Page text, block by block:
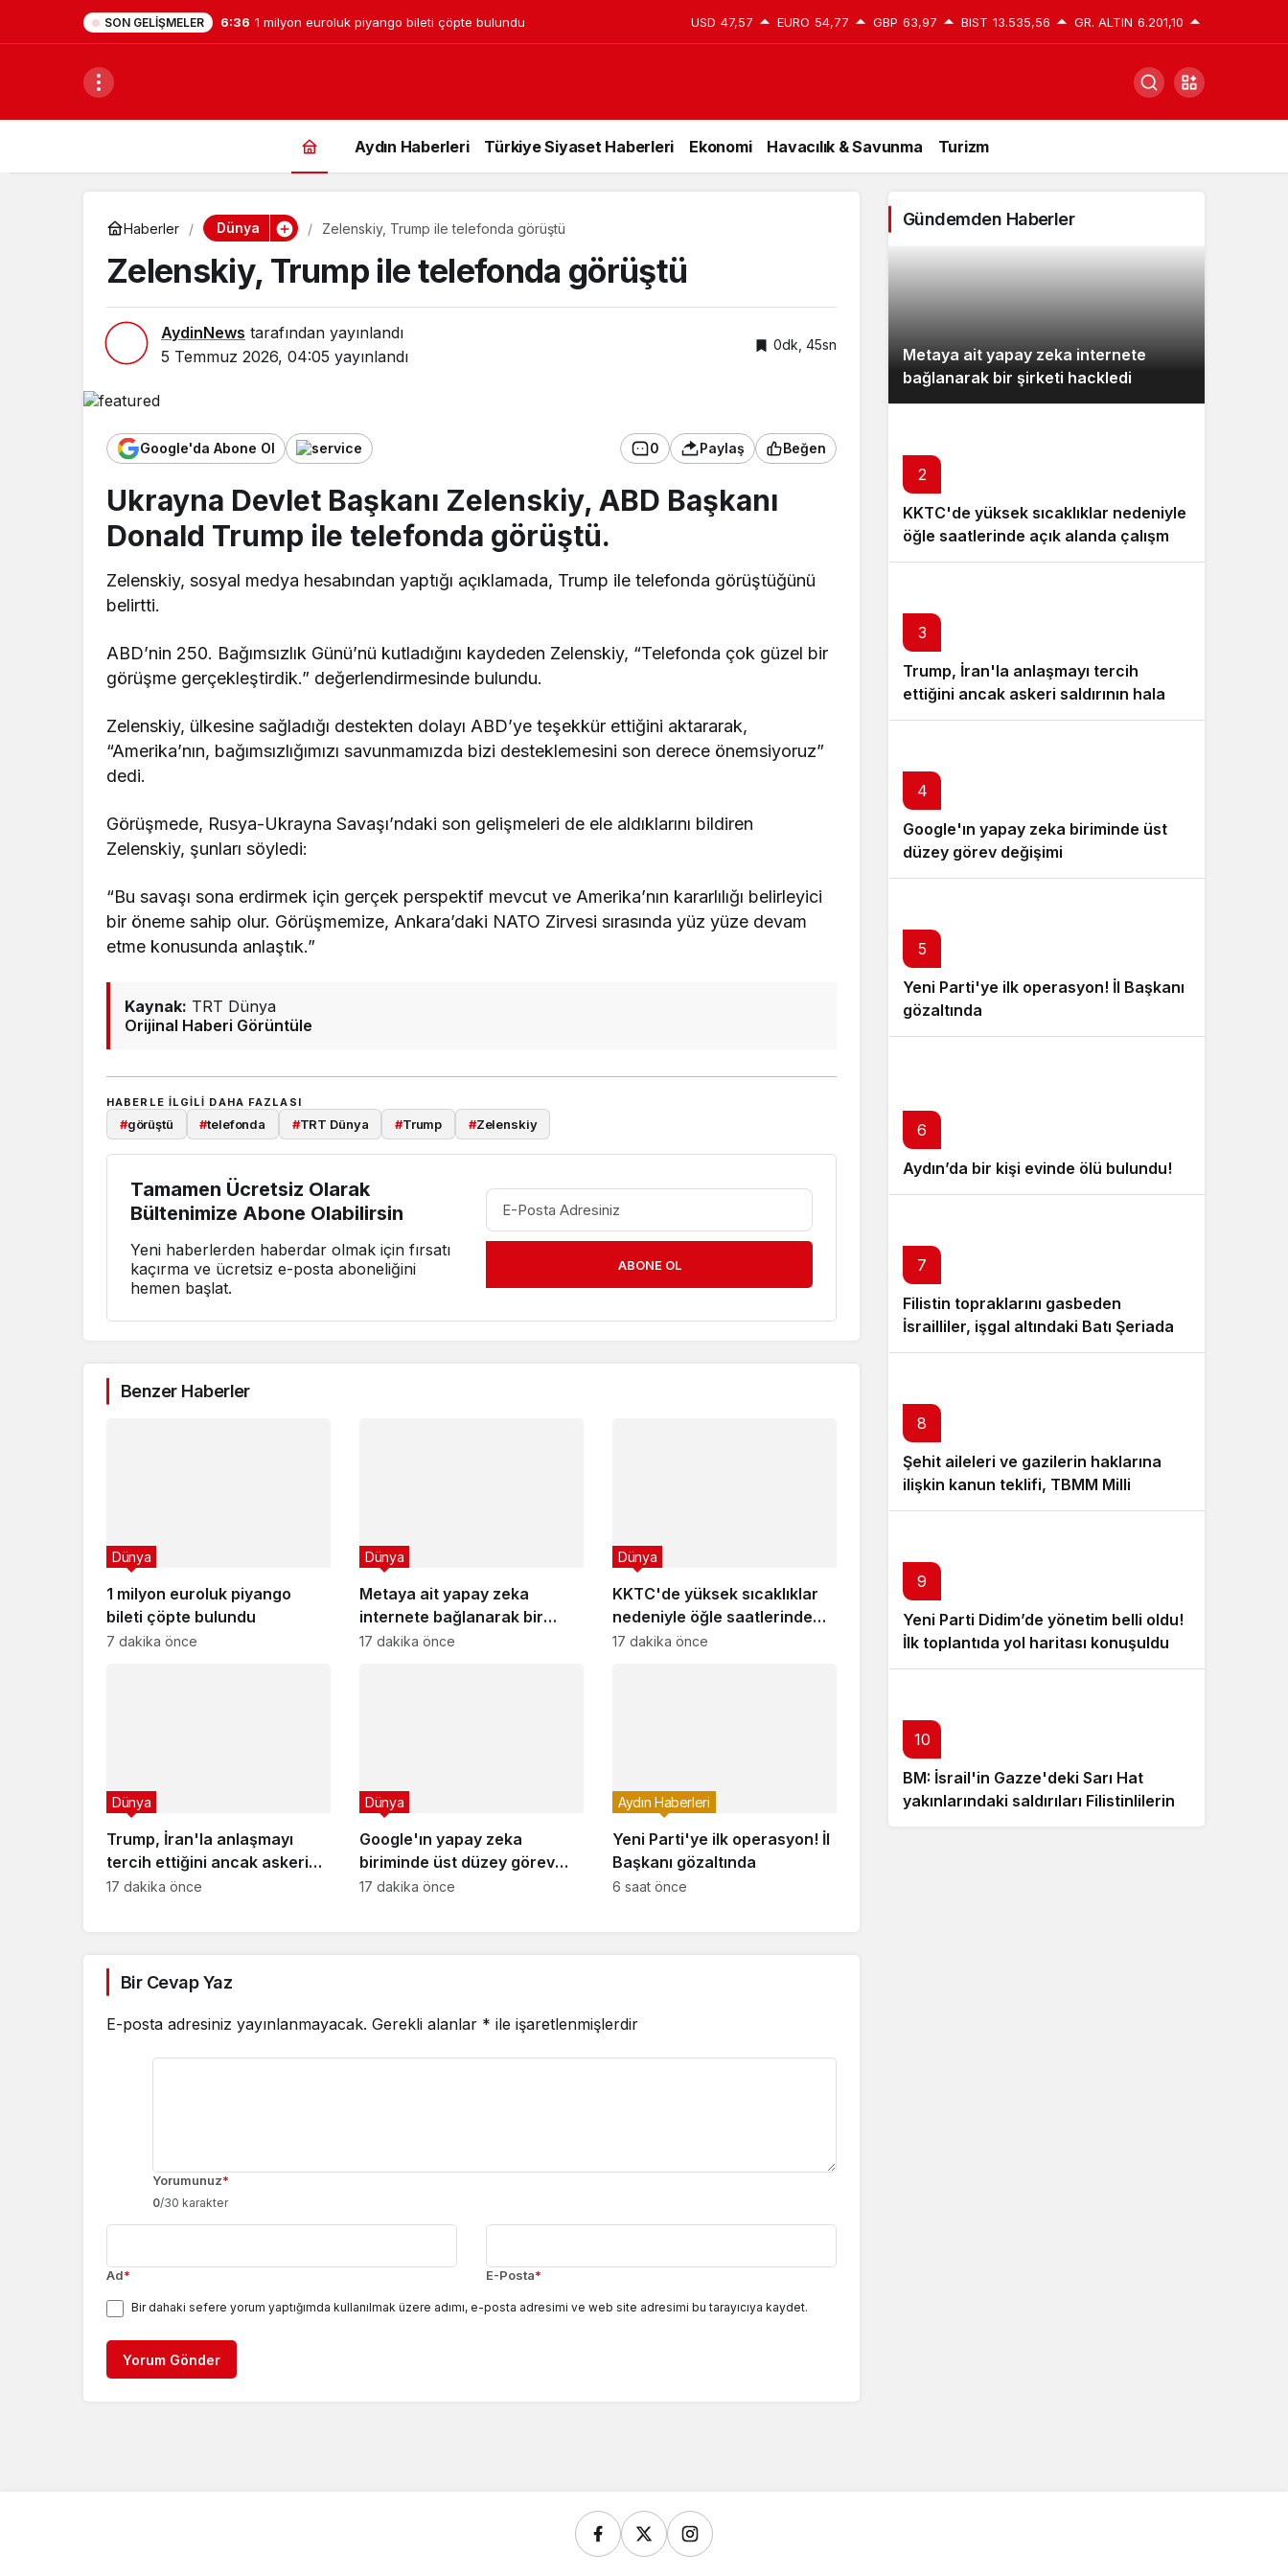
SON GELIŞMELER 6:36 1 milyon euroluk piyango bileti çöpte bulundu USD 47,57 EURO 54,77 GBP 63,97 BIST 13.535,56 GR. ALTIN 6.201,10
Aydın Haberleri Türkiye Siyaset Haberleri Ekonomi Havacılık & Savunma Turizm
Haberler Dünya Zelenskiy, Trump ile telefonda görüştü
Zelenskiy, Trump ile telefonda görüştü
AydinNews tarafından yayınlandı
5 Temmuz 2026, 04:05 yayınlandı
0dk, 45sn
Google'da Abone Ol 0 Paylaş Beğen
Ukrayna Devlet Başkanı Zelenskiy, ABD Başkanı
Donald Trump ile telefonda görüştü.
Zelenskiy, sosyal medya hesabından yaptığı açıklamada, Trump ile telefonda görüştüğünü
belirtti.
ABD’nin 250. Bağımsızlık Günü’nü kutladığını kaydeden Zelenskiy, “Telefonda çok güzel bir
görüşme gerçekleştirdik.” değerlendirmesinde bulundu.
Zelenskiy, ülkesine sağladığı destekten dolayı ABD’ye teşekkür ettiğini aktararak,
“Amerika’nın, bağımsızlığımızı savunmamızda bizi desteklemesini son derece önemsiyoruz”
dedi.
Görüşmede, Rusya-Ukrayna Savaşı’ndaki son gelişmeleri de ele aldıklarını bildiren
Zelenskiy, şunları söyledi:
“Bu savaşı sona erdirmek için gerçek perspektif mevcut ve Amerika’nın kararlılığı belirleyici
bir öneme sahip olur. Görüşmemize, Ankara’daki NATO Zirvesi sırasında yüz yüze devam
etme konusunda anlaştık.”
Kaynak: TRT Dünya
Orijinal Haberi Görüntüle
HABERLE ILGILI DAHA FAZLASI
#görüştü #telefonda #TRT Dünya #Trump #Zelenskiy
Tamamen Ücretsiz Olarak
Bültenimize Abone Olabilirsin
Yeni haberlerden haberdar olmak için fırsatı
kaçırma ve ücretsiz e-posta aboneliğini
hemen başlat.
ABONE OL
Benzer Haberler
1 milyon euroluk piyango
bileti çöpte bulundu
Dünya
7 dakika önce
Metaya ait yapay zeka
internete bağlanarak bir
şirketi hackledi
Dünya
17 dakika önce
KKTC'de yüksek sıcaklıklar
nedeniyle öğle saatlerinde
açık alanda çalışmak 10 gün
Dünya
17 dakika önce
Trump, İran'la anlaşmayı
tercih ettiğini ancak askeri
saldırının hala bir seçenek
Dünya
17 dakika önce
Google'ın yapay zeka
biriminde üst düzey görev
değişimi
Dünya
17 dakika önce
Yeni Parti'ye ilk operasyon! İl
Başkanı gözaltında
Aydın Haberleri
6 saat önce
Bir Cevap Yaz
E-posta adresiniz yayınlanmayacak. Gerekli alanlar * ile işaretlenmişlerdir
Yorumunuz*
0/30 karakter
Ad* E-Posta*
Bir dahaki sefere yorum yaptığımda kullanılmak üzere adımı, e-posta adresimi ve web site adresimi bu tarayıcıya kaydet.
Yorum Gönder
Gündemden Haberler
Metaya ait yapay zeka internete
bağlanarak bir şirketi hackledi
2
KKTC'de yüksek sıcaklıklar nedeniyle
öğle saatlerinde açık alanda çalışmak
10 gün süreyle yasaklandı
3
Trump, İran'la anlaşmayı tercih
ettiğini ancak askeri saldırının hala bir
seçenek olduğunu belirtti
4
Google'ın yapay zeka biriminde üst
düzey görev değişimi
5
Yeni Parti'ye ilk operasyon! İl Başkanı
gözaltında
6
Aydın’da bir kişi evinde ölü bulundu!
7
Filistin topraklarını gasbeden
İsrailliler, işgal altındaki Batı Şeriadaki
saldırılarını sürdürdü
8
Şehit aileleri ve gazilerin haklarına
ilişkin kanun teklifi, TBMM Milli
Savunma Komisyonunda kabul edildi
9
Yeni Parti Didim’de yönetim belli oldu!
İlk toplantıda yol haritası konuşuldu
10
BM: İsrail'in Gazze'deki Sarı Hat
yakınlarındaki saldırıları Filistinlilerin